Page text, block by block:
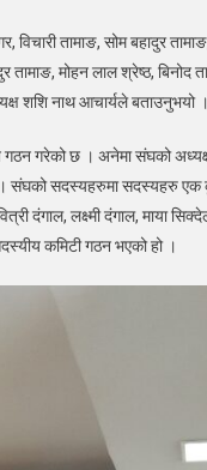
प्रथम
भेला
सम्पन्न,
हेमन्त
तामाङ
चयन
तामाङ, सोम बहादुर
तामाङ, मोहन लाल श्रेष्ठ, बिनोद
शशि नाथ आचार्यले बताउनुभयो ।
गरेको छ । अनेमा संघको
सदस्यहरुमा सदस्यहरु एक कुमारी
दंगाल, लक्ष्मी दंगाल, माया
कमिटी गठन भएको हो ।